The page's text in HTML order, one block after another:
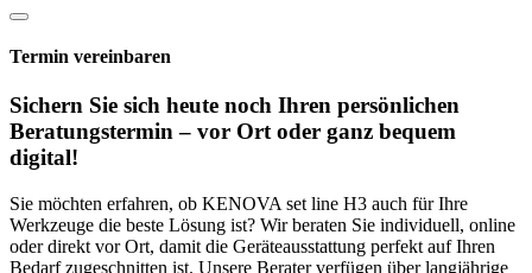
Termin vereinbaren
Sichern Sie sich heute noch Ihren persönlichen
Beratungs­termin – vor Ort oder ganz bequem
digital!
Sie möchten erfahren, ob KENOVA set line H3 auch für Ihre
Werkzeuge die beste Lösung ist? Wir beraten Sie individuell, online
oder direkt vor Ort, damit die Geräteausstattung perfekt auf Ihren
Bedarf zugeschnitten ist. Unsere Berater verfügen über langjährige